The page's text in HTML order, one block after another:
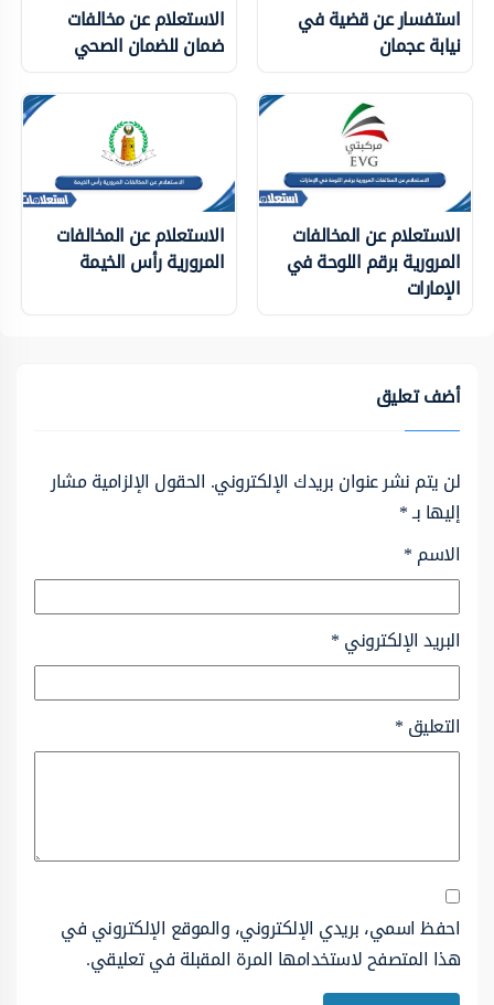
استفسار عن قضية في
نيابة عجمان
الاستعلام عن مخالفات
ضمان للضمان الصحي
الاستعلام عن المخالفات
المرورية برقم اللوحة في
الإمارات
الاستعلام عن المخالفات
المرورية رأس الخيمة
أضف تعليق
لن يتم نشر عنوان بريدك الإلكتروني. الحقول الإلزامية مشار
إليها بـ*
الاسم*
البريد الإلكتروني*
التعليق*
احفظ اسمي، بريدي الإلكتروني، والموقع الإلكتروني في
هذا المتصفح لاستخدامها المرة المقبلة في تعليقي.